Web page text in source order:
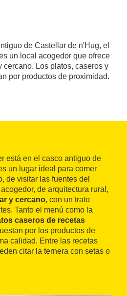
de Castellar de n'Hug, el
un local acogedor que ofrece
cercano. Los platos, caseros y
por productos de proximidad.
está en el casco antiguo de
un lugar ideal para comer
de visitar las fuentes del
de arquitectura rural,
y cercano, con un trato
Tanto el menú como la
caseros de recetas
por los productos de
calidad. Entre las recetas
citar la ternera con setas o